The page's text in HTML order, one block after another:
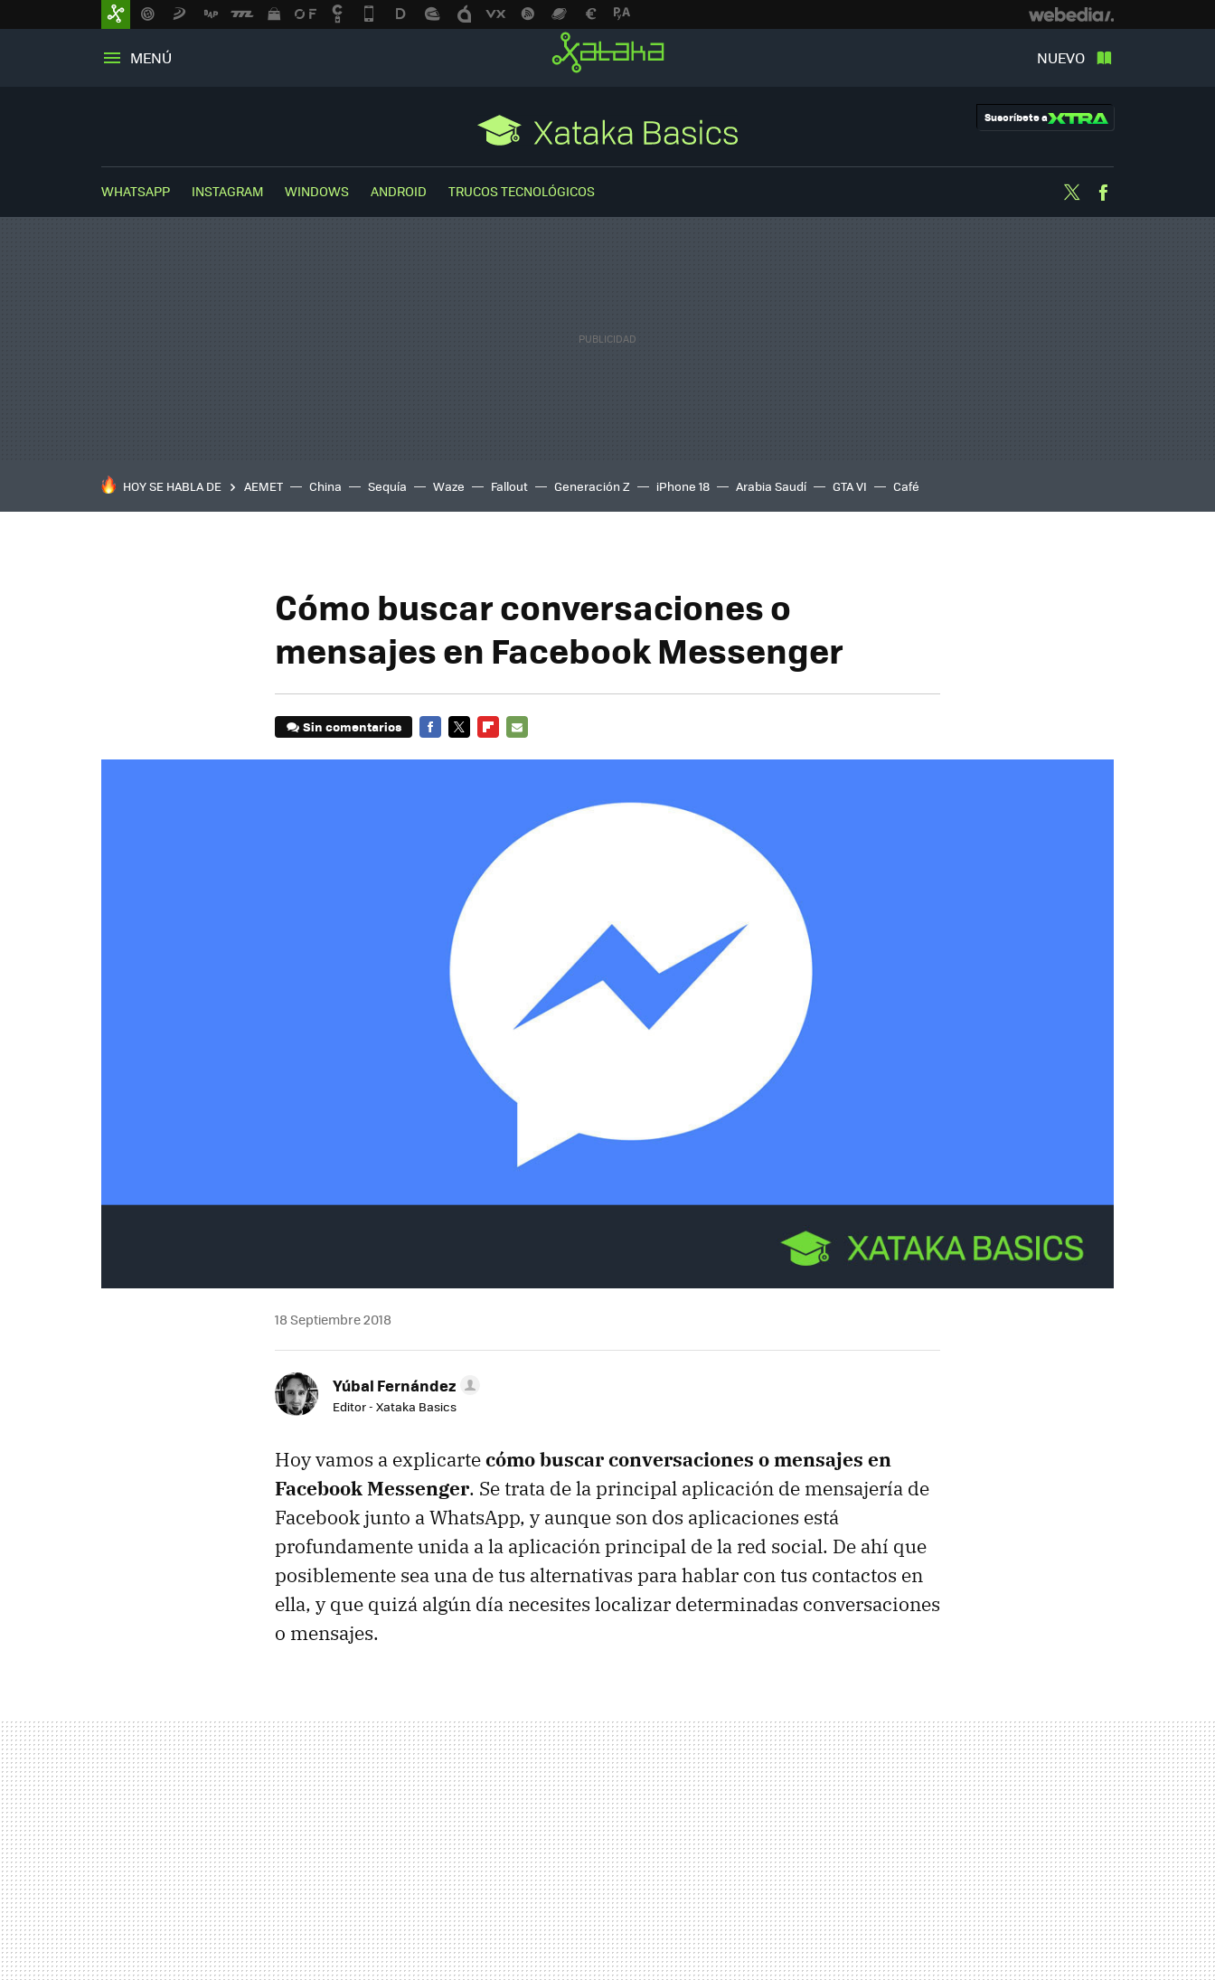
MENÚ NUEVO
Suscríbete a
WHATSAPP INSTAGRAM WINDOWS ANDROID TRUCOS TECNOLÓGICOS Twitter
HOY SE HABLA DE AEMET China Sequía Waze Fallout Generación Z iPhone 18 Arabia Saudí GTA VI Café
Cómo buscar conversaciones o
mensajes en Facebook Messenger
Sin comentarios
18 Septiembre 2018
Yúbal Fernández
Editor - Xataka Basics
Hoy vamos a explicartecómo buscar conversaciones o mensajes en
Facebook Messenger. Se trata de la principal aplicación de mensajería de
Facebook junto a WhatsApp, y aunque son dos aplicaciones está
profundamente unida a la aplicación principal de la red social. De ahí que
posiblemente sea una de tus alternativas para hablar con tus contactos en
ella, y que quizá algún día necesites localizar determinadas conversaciones
o mensajes.